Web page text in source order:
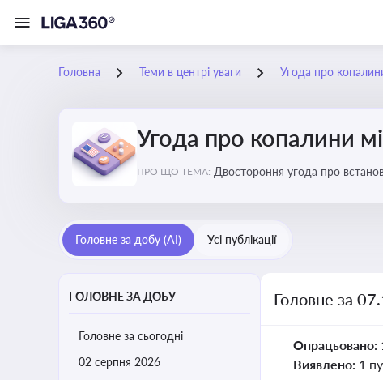
Головна Теми в центрі уваги Угода про
Угода про копалини
ПРО ЩО ТЕМА: Двостороння угода про
Головне за добу (AI) Усі публікації
ГОЛОВНЕ ЗА ДОБУ
Головне за сьогодні
02 серпня 2026
Головне за
Опрацьовано:
Виявлено: 1